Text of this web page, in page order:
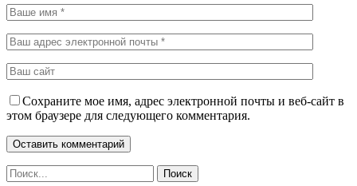
Сохраните мое имя, адрес электронной почты и веб-сайт в
этом браузере для следующего комментария.